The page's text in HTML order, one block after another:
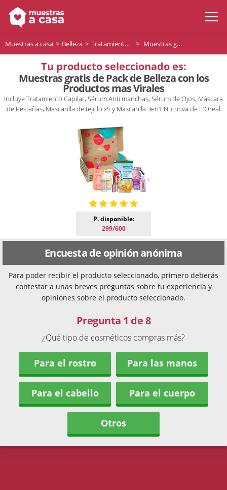
Muestras a casa Belleza Tratamiento facial Muestras gratis de Pack de Belleza con los Productos mas Virales
Tu producto seleccionado es:
Muestras gratis de Pack de Belleza con los
Productos mas Virales
Incluye Tratamiento Capilar, Sérum Anti manchas, Sérum de Ojos, Máscara
de Pestañas, Mascarilla de tejido x5 y Mascarilla 3en1 Nutritiva de L'Oréal
P. disponible:
299/600
Encuesta de opinión anónima
Para poder recibir el producto seleccionado, primero deberás
contestar a unas breves preguntas sobre tu experiencia y
opiniones sobre el producto seleccionado.
Pregunta 1 de 8
¿Qué tipo de cosméticos compras más?
Para el rostro Para las manos
Para el cabello Para el cuerpo
Otros